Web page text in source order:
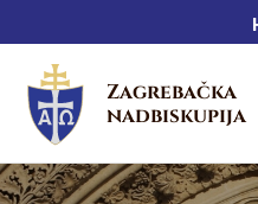
Zagrebačka
nadbiskupija